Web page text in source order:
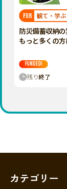
福岡 佐賀
宮崎
鹿児島
FOR 観て・学
防災備蓄収納
もっと多くの方
FUNDED!
残り終了
カテゴリー